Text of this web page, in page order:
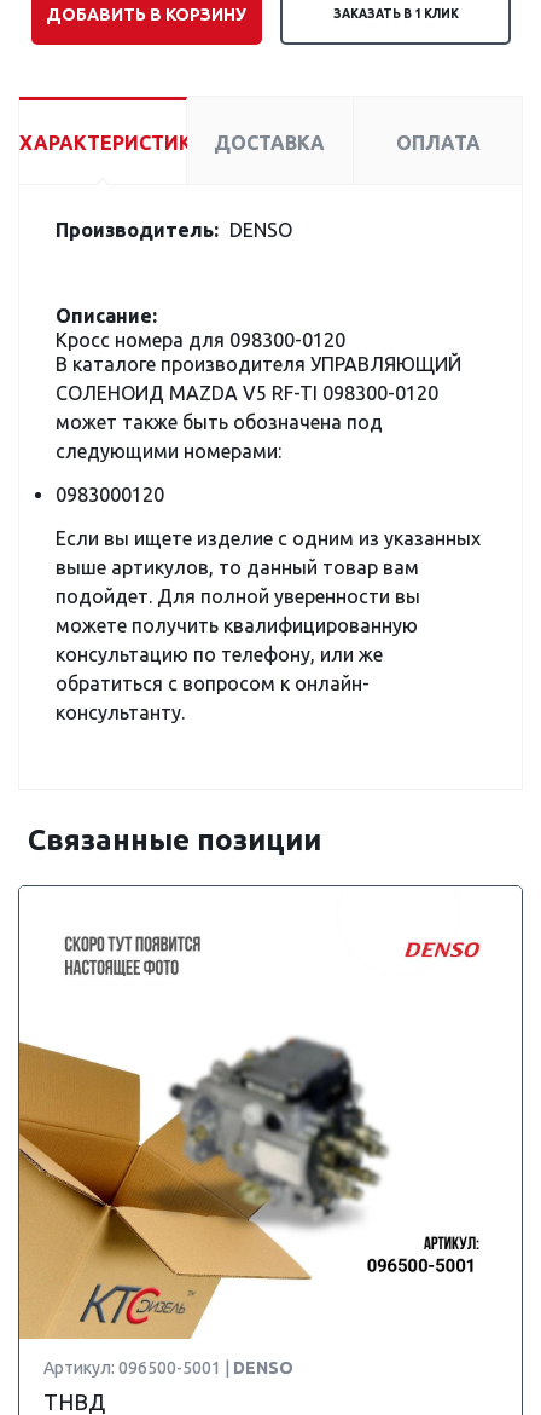
ДОБАВИТЬ В КОРЗИНУ ЗАКАЗАТЬ В 1 КЛИК
ХАРАКТЕРИСТИКИ ДОСТАВКА ОПЛАТА
Производитель: DENSO
Описание:
Кросс номера для 098300-0120
В каталоге производителя УПРАВЛЯЮЩИЙ
СОЛЕНОИД MAZDA V5 RF-TI 098300-0120
может также быть обозначена под
следующими номерами:
0983000120
Если вы ищете изделие с одним из указанных
выше артикулов, то данный товар вам
подойдет. Для полной уверенности вы
можете получить квалифицированную
консультацию по телефону, или же
обратиться с вопросом к онлайн-
консультанту.
Связанные позиции
Артикул: 096500-5001 | DENSO
ТНВД